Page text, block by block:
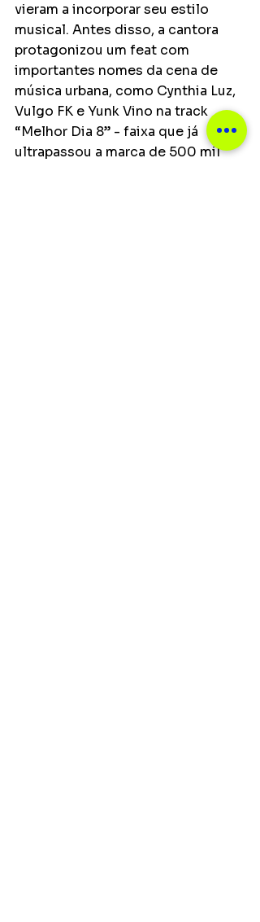
vieram a incorporar seu estilo
musical. Antes disso, a cantora
protagonizou um feat com
importantes nomes da cena de
música urbana, como Cynthia Luz,
Vulgo FK e Yunk Vino na track
“Melhor Dia 8” - faixa que já
ultrapassou a marca de 500 mil